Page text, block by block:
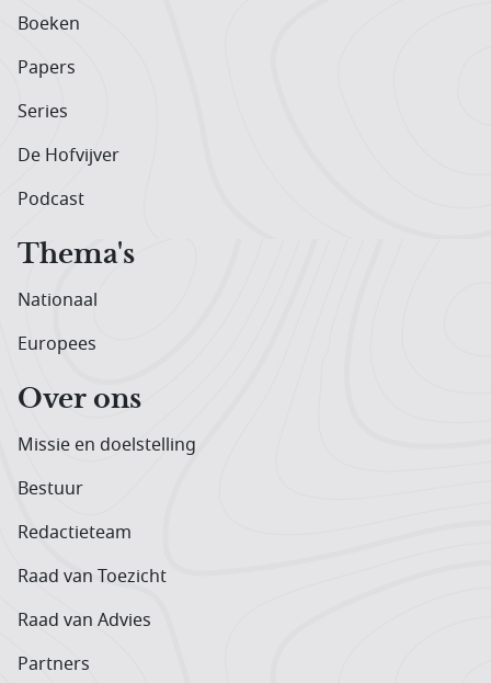
Boeken
Papers
Series
De Hofvijver
Podcast
Thema's
Nationaal
Europees
Over ons
Missie en doelstelling
Bestuur
Redactieteam
Raad van Toezicht
Raad van Advies
Partners